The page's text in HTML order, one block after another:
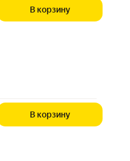
В корзину
В корзину